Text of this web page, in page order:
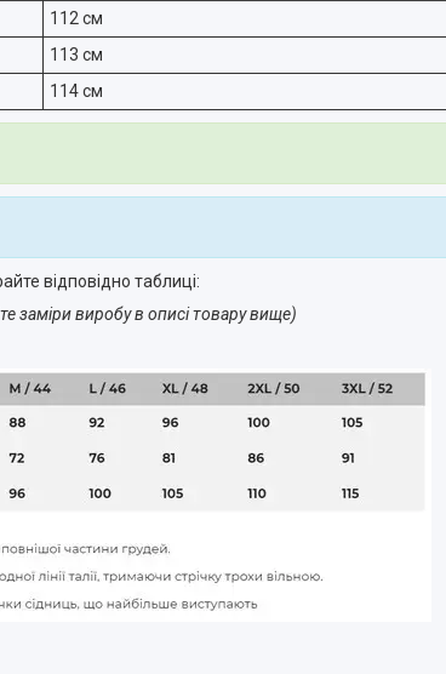
112 см
113 см
114 см
відповідно таблиці:
заміри виробу в описі товару вище)